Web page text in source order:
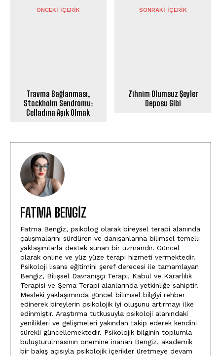
ÖNCEKI İÇERIK
Travma Bağlanması,
Stockholm Sendromu:
Celladına Aşık Olmak
SONRAKI İÇERIK
Zihnim Olumsuz Şeyler
Deposu Gibi
FATMA BENGIZ
Fatma Bengiz, psikolog olarak bireysel terapi alanında
çalışmalarını sürdüren ve danışanlarına bilimsel temelli
yaklaşımlarla destek sunan bir uzmandır. Güncel
olarak online ve yüz yüze terapi hizmeti vermektedir.
Psikoloji lisans eğitimini şeref derecesi ile tamamlayan
Bengiz, Bilişsel Davranışçı Terapi, Kabul ve Kararlılık
Terapisi ve Şema Terapi alanlarında yetkinliğe sahiptir.
Mesleki yaklaşımında güncel bilimsel bilgiyi rehber
edinerek bireylerin psikolojik iyi oluşunu artırmayı ilke
edinmiştir. Araştırma tutkusuyla psikoloji alanındaki
yenilikleri ve gelişmeleri yakından takip ederek kendini
sürekli güncellemektedir. Psikolojik bilginin toplumla
buluşturulmasının önemine inanan Bengiz, akademik
bir bakış açısıyla psikolojik içerikler üretmeye devam